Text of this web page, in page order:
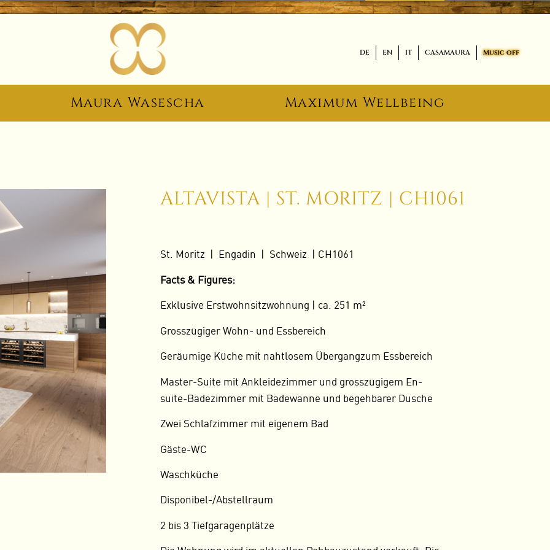
DE EN IT CASAMAURA Music off
Maura Wasescha Maximum Wellbeing
ALTAVISTA | ST. MORITZ | CH1061
St. Moritz | Engadin | Schweiz | CH1061
Facts & Figures:
Exklusive Erstwohnsitzwohnung | ca. 251 m²
Grosszügiger Wohn- und Essbereich
Geräumige Küche mit nahtlosem Übergangzum Essbereich
Master-Suite mit Ankleidezimmer und grosszügigem En-
suite-Badezimmer mit Badewanne und begehbarer Dusche
Zwei Schlafzimmer mit eigenem Bad
Gäste-WC
Waschküche
Disponibel-/Abstellraum
2 bis 3 Tiefgaragenplätze